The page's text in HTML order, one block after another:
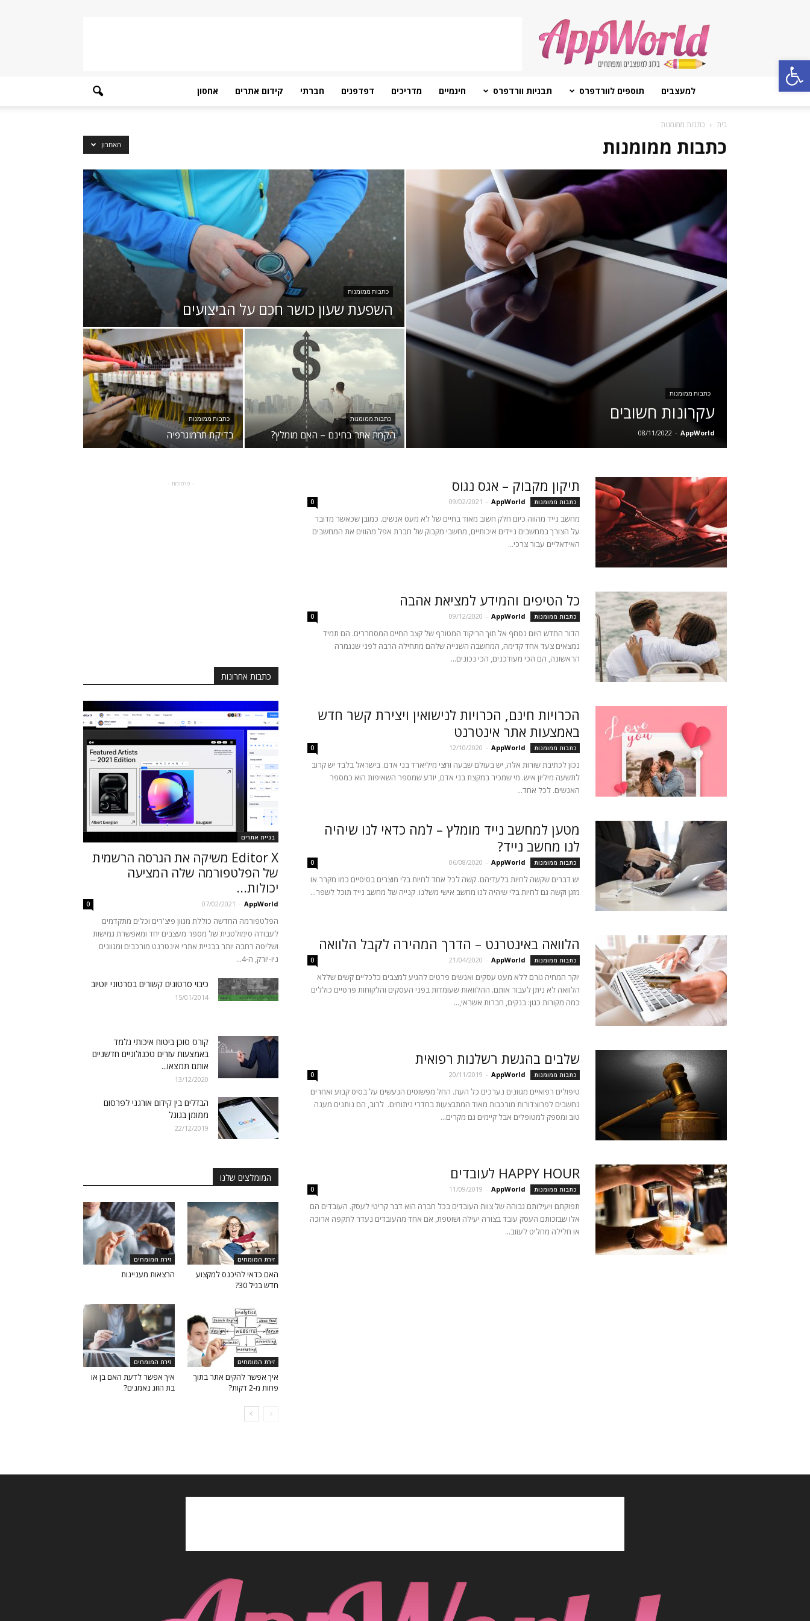
Open toolbar
AppWorld
למעצבים תוספים לוורדפרס תבניות וורדפרס חינמיים מדריכים דפדפנים חברתי קידום אתרים אחסון
בית כתבות ממומנות
כתבות ממומנות האחרון
כתבות ממומנות
עקרונות חשובים
AppWorld
-
08/11/2022
כתבות ממומנות
השפעת שעון כושר חכם על הביצועים
כתבות ממומנות
הקמת אתר בחינם – האם מומלץ?
כתבות ממומנות
בדיקת תרמוגרפיה
תיקון מקבוק – אגס נגוס
כתבות ממומנות AppWorld
-
09/02/2021
0
מחשב נייד מהווה כיום חלק חשוב מאוד בחיים של לא מעט אנשים. כמובן שכאשר מדובר
על הצורך במחשבים ניידים איכותיים, מחשבי מקבוק של חברת אפל מהווים את המחשבים
האידאליים עבור צרכי...
כל הטיפים והמידע למציאת אהבה
כתבות ממומנות AppWorld
-
09/12/2020
0
הדור החדש היום נסחף אל תוך הריקוד המטורף של קצב החיים המסחררים. הם תמיד
נמצאים צעד אחד קדימה, המחשבה השנייה שלהם מתחילה הרבה לפני שנגמרה
הראשונה, הם הכי מעודכנים, הכי נכונים...
הכרויות חינם, הכרויות לנישואין ויצירת קשר חדש
באמצעות אתר אינטרנט
כתבות ממומנות AppWorld
-
12/10/2020
0
נכון לכתיבת שורות אלה, יש בעולם שבעה וחצי מיליארד בני אדם. בישראל בלבד יש קרוב
לתשעה מיליון איש. מי שמכיר במקצת בני אדם, יודע שמספר השאיפות הוא כמספר
האנשים. לכל אחד...
מטען למחשב נייד מומלץ – למה כדאי לנו שיהיה
לנו מחשב נייד?
כתבות ממומנות AppWorld
-
06/08/2020
0
יש דברים שקשה לחיות בלעדיהם. קשה לכל אחד לחיות בלי מוצרים בסיסיים כמו מקרר או
מזגן וקשה גם לחיות בלי שיהיה לנו מחשב אישי משלנו. קנייה של מחשב נייד תוכל לשפר...
הלוואה באינטרנט – הדרך המהירה לקבל הלוואה
כתבות ממומנות AppWorld
-
21/04/2020
0
יוקר המחיה גורם ללא מעט עסקים ואנשים פרטים להגיע למצבים כלכליים קשים שללא
הלוואה לא ניתן לעבור אותם. ההלוואות שעומדות בפני העסקים והלקוחות פרטיים כוללים
כמה מקורות כגון: בנקים, חברות אשראי,...
שלבים בהגשת רשלנות רפואית
כתבות ממומנות AppWorld
-
20/11/2019
0
טיפולים רפואיים מגוונים נערכים כל העת. החל מפשוטים הנעשים על בסיס קבוע ואחרים
נחשבים לפרוצדורות מורכבות מאוד המתבצעות בחדרי ניתוחים. לרוב, הם נותנים מענה
טוב ומספק למטופלים אבל קיימים גם מקרים...
HAPPY HOUR לעובדים
כתבות ממומנות AppWorld
-
11/09/2019
0
תפוקתם ויעילותם גבוהה של צוות העובדים בכל חברה הוא דבר קריטי לעסק. העובדים הם
אלו שבזכותם העסק עובד בצורה יעילה ושוטפת, אם אחד מהעובדים נעדר לתקפה ארוכה
או חלילה מחליט לעזוב...
- פרסומת -
כתבות אחרונות
בניית אתרים
Editor X משיקה את הגרסה הרשמית
של הפלטפורמה שלה המציעה
יכולות...
AppWorld
-
07/02/2021
0
הפלטפורמה החדשה כוללת מגוון פיצ'רים וכלים מתקדמים
לעבודה סימולטנית של מספר מעצבים יחד ומאפשרת גמישות
ושליטה רחבה יותר בבניית אתרי אינטרנט מורכבים ומגוונים
ניו-יורק, ה-4...
כיבוי סרטונים קשורים בסרטוני יוטיוב
15/01/2014
קורס סוכן ביטוח איכותי נלמד
באמצעות עזרים טכנולוגיים חדשניים
אותם תמצאו...
13/12/2020
הבדלים בין קידום אורגני לפרסום
ממומן בגוגל
22/12/2019
המומלצים שלנו
זירת המומחים
האם כדאי להיכנס למקצוע
חדש בגיל 30?
זירת המומחים
הרצאות מעניינות
זירת המומחים
איך אפשר להקים אתר בתוך
פחות מ-2 דקות?
זירת המומחים
איך אפשר לדעת האם בן או
בת הזוג נאמנים?